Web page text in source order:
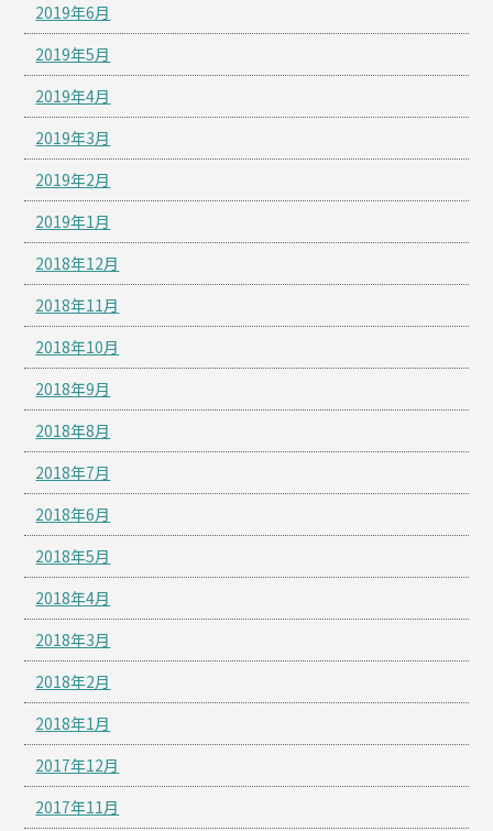
2019年6月
2019年5月
2019年4月
2019年3月
2019年2月
2019年1月
2018年12月
2018年11月
2018年10月
2018年9月
2018年8月
2018年7月
2018年6月
2018年5月
2018年4月
2018年3月
2018年2月
2018年1月
2017年12月
2017年11月